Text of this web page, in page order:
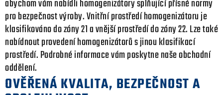
abychom vám nabídli homogenizátory splňující přísné normy
pro bezpečnost výroby. Vnitřní prostředí homogenizátoru je
klasifikováno do zóny 21 a vnější prostředí do zóny 22. Lze také
nabídnout provedení homogenizátorů s jinou klasifikací
prostředí. Podrobné informace vám poskytne naše obchodní
oddělení.
OVĚŘENÁ KVALITA, BEZPEČNOST A